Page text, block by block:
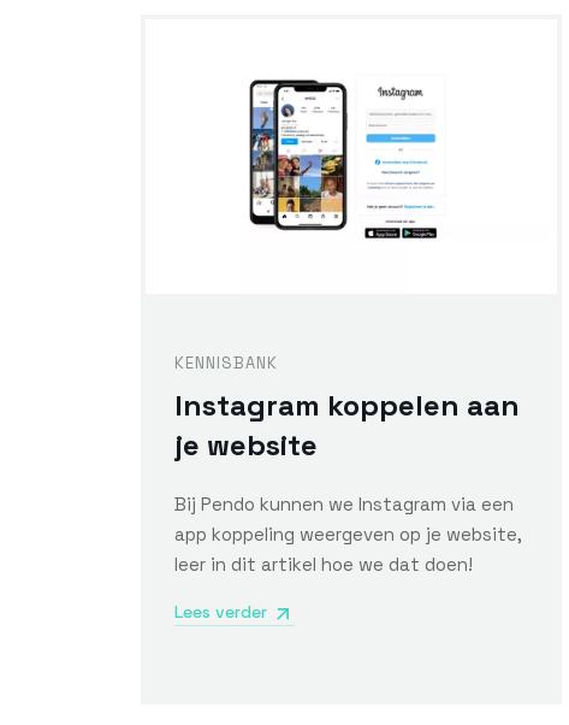
KENNISBANK
Instagram koppelen aan
je website
Bij Pendo kunnen we Instagram via een
app koppeling weergeven op je website,
leer in dit artikel hoe we dat doen!
Lees verder